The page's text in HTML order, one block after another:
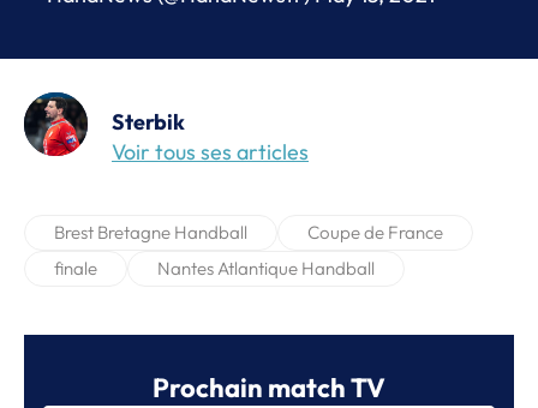
Sterbik
Voir tous ses articles
Brest Bretagne Handball
Coupe de France
finale
Nantes Atlantique Handball
Prochain match TV